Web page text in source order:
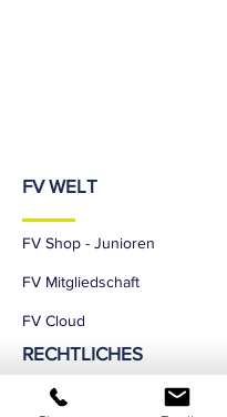
FV WELT
FV Shop - Junioren
FV Mitgliedschaft
FV Cloud
RECHTLICHES